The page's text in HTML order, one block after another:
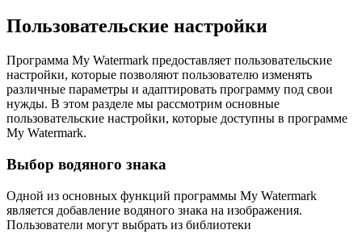
Пользовательские настройки
Программа My Watermark предоставляет пользовательские
настройки, которые позволяют пользователю изменять
различные параметры и адаптировать программу под свои
нужды. В этом разделе мы рассмотрим основные
пользовательские настройки, которые доступны в программе
My Watermark.
Выбор водяного знака
Одной из основных функций программы My Watermark
является добавление водяного знака на изображения.
Пользователи могут выбрать из библиотеки